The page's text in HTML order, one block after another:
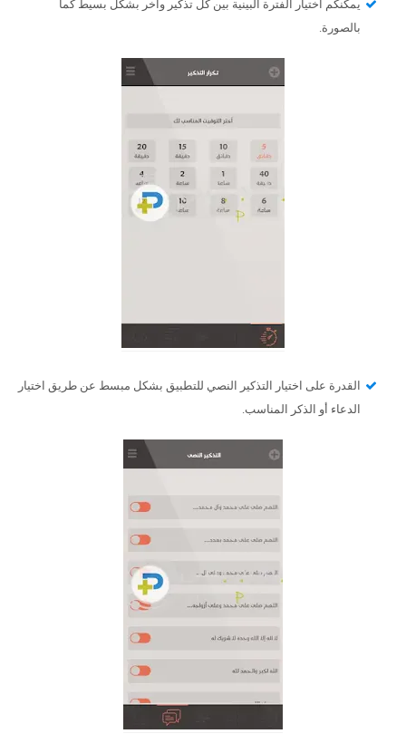
يمكنكم اختيار الفترة البينية بين كل تذكير وآخر بشكل بسيط كما
بالصورة.
القدرة على اختيار التذكير النصي للتطبيق بشكل مبسط عن طريق اختيار
الدعاء أو الذكر المناسب.